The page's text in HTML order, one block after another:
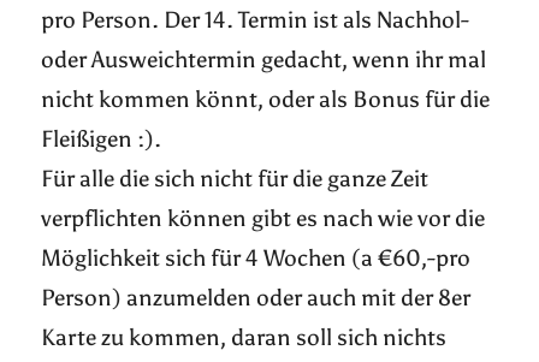
pro Person. Der 14. Termin ist als Nachhol-
oder Ausweichtermin gedacht, wenn ihr mal
nicht kommen könnt, oder als Bonus für die
Fleißigen :).
Für alle die sich nicht für die ganze Zeit
verpflichten können gibt es nach wie vor die
Möglichkeit sich für 4 Wochen (a €60,-pro
Person) anzumelden oder auch mit der 8er
Karte zu kommen, daran soll sich nichts